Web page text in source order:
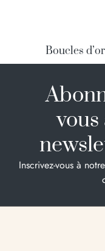
Boucles
vous
Inscrivez-vous à